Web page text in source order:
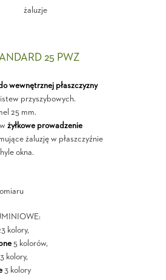
25 PWZ
wewnętrznej płaszczyzny
przyszybowych.
25 mm.
żyłkowe prowadzenie
żaluzję w płaszczyźnie
okna.
kolory,
5 kolorów,
kolory,
3 kolory